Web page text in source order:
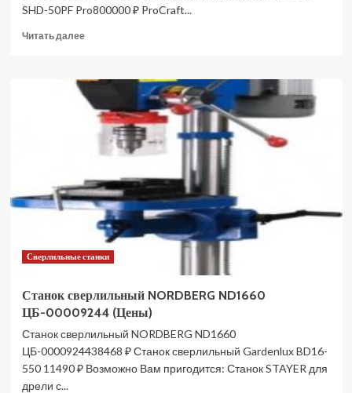
SHD-50PF Pro800000 ₽ ProCraft...
Читать далееПрочитать
Станок
сверлильный
STALEX
STDI-
Industrial
(Цены)
Сверлильные станки
Станок сверлильный NORDBERG ND1660
ЦБ-00009244 (Цены)
Станок сверлильный NORDBERG ND1660
ЦБ-0000924438468 ₽ Станок сверлильный Gardenlux BD16-
550 11490 ₽ Возможно Вам пригодится: Станок STAYER для
дрели с...